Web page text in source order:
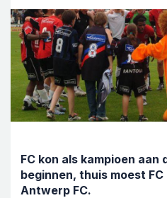
FC kon als kampioen
beginnen, thuis moest
Antwerp FC.